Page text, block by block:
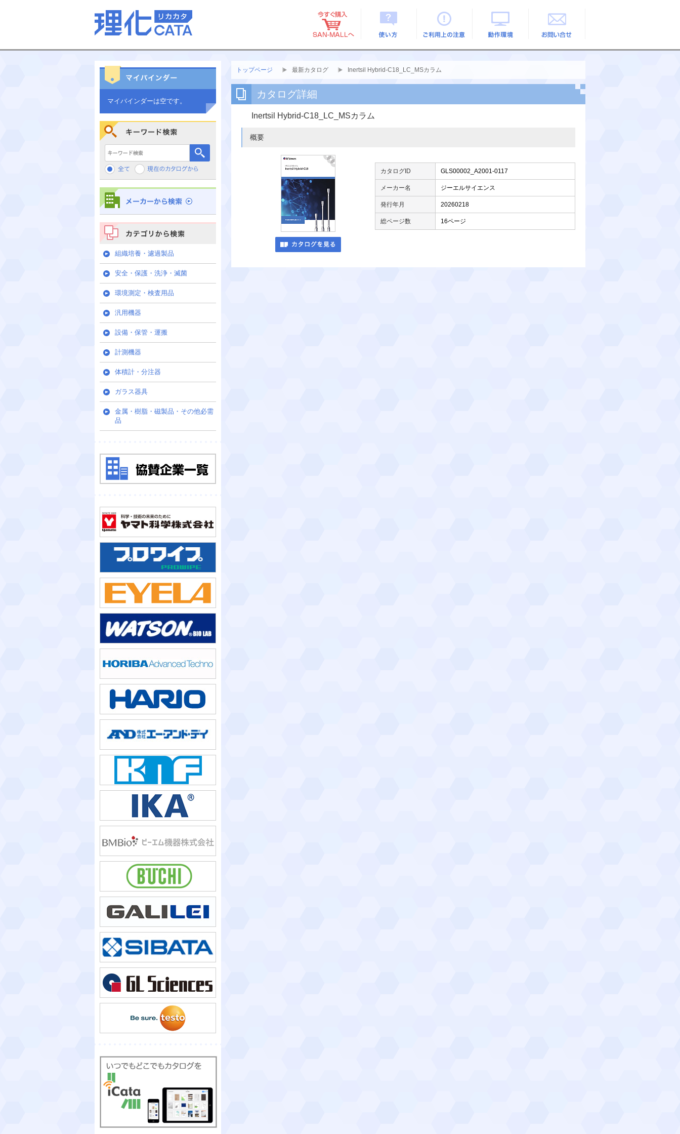
トップページ 最新カタログ Inertsil Hybrid-C18_LC_MSカラム
カタログ詳細
Inertsil Hybrid-C18_LC_MSカラム
概要
カタログID GLS00002_A2001-0117
メーカー名 ジーエルサイエンス
発行年月 20260218
総ページ数 16ページ
マイバインダーは空です。
キーワード検索
カテゴリから検索
組織培養・濾過製品
安全・保護・洗浄・滅菌
環境測定・検査用品
汎用機器
設備・保管・運搬
計測機器
体積計・分注器
ガラス器具
金属・樹脂・磁製品・その他必需
品